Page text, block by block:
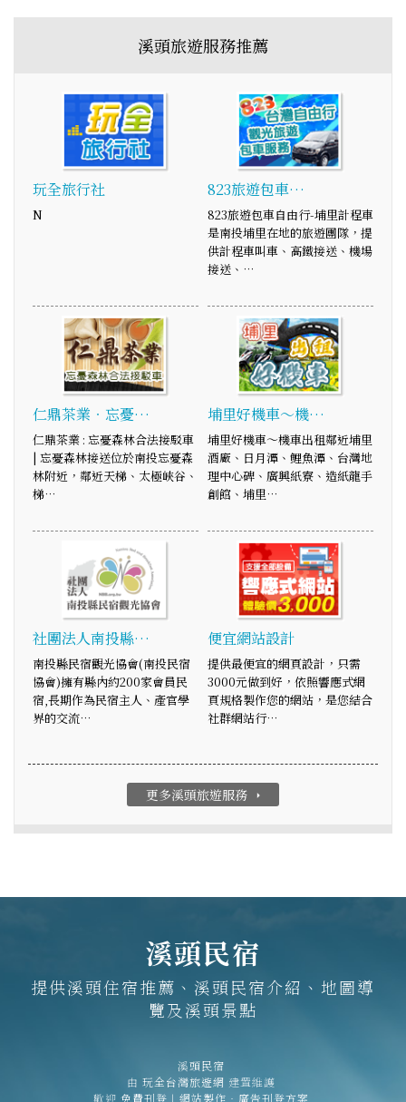
溪頭旅遊服務推薦
玩全旅行社
N
823旅遊包車…
823旅遊包車自由行-埔里計程車
是南投埔里在地的旅遊團隊，提
供計程車叫車、高鐵接送、機場
接送、…
仁鼎茶業‧忘憂…
仁鼎茶業 : 忘憂森林合法接駁車
| 忘憂森林接送位於南投忘憂森
林附近，鄰近天梯、太極峽谷、
梯…
埔里好機車～機…
埔里好機車～機車出租鄰近埔里
酒廠、日月潭、鯉魚潭、台灣地
理中心碑、廣興紙寮、造紙龍手
創館、埔里…
社團法人南投縣…
南投縣民宿觀光協會(南投民宿
協會)擁有縣內約200家會員民
宿,長期作為民宿主人、產官學
界的交流…
便宜網站設計
提供最便宜的網頁設計，只需
3000元做到好，依照響應式網
頁規格製作您的網站，是您結合
社群網站行…
更多溪頭旅遊服務 arrow_right
溪頭民宿
提供溪頭住宿推薦、溪頭民宿介紹、地圖導
覽及溪頭景點
溪頭民宿
由 玩全台灣旅遊網 建置維護
歡迎 免費刊登 | 網站製作‧廣告刊登方案